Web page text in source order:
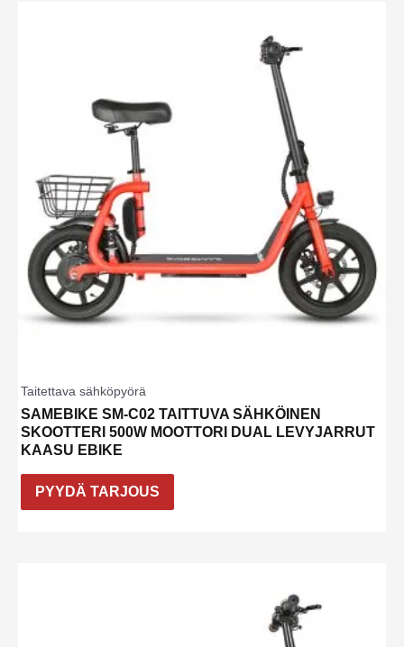
Taitettava sähköpyörä
SAMEBIKE SM-C02 TAITTUVA SÄHKÖINEN
SKOOTTERI 500W MOOTTORI DUAL LEVYJARRUT
KAASU EBIKE
PYYDÄ TARJOUS